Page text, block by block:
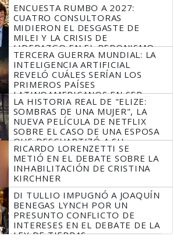
ENCUESTA RUMBO A 2027:
CUATRO CONSULTORAS
MIDIERON EL DESGASTE DE
MILEI Y LA CRISIS DE
LIDERAZGO EN EL PERONISMO
TERCERA GUERRA MUNDIAL: LA
INTELIGENCIA ARTIFICIAL
REVELÓ CUÁLES SERÍAN LOS
PRIMEROS PAÍSES
LATINOAMERICANOS EN SER
DERROTADOS
LA HISTORIA REAL DE "ELIZE:
SOMBRAS DE UNA MUJER", LA
NUEVA PELÍCULA DE NETFLIX
SOBRE EL CASO DE UNA ESPOSA
QUE DESCUARTIZÓ A SU
MARIDO
RICARDO LORENZETTI SE
METIÓ EN EL DEBATE SOBRE LA
INHABILITACIÓN DE CRISTINA
KIRCHNER
DI TULLIO IMPUGNÓ A JOAQUÍN
BENEGAS LYNCH POR UN
PRESUNTO CONFLICTO DE
INTERESES EN EL DEBATE DE LA
LEY DE TIERRAS